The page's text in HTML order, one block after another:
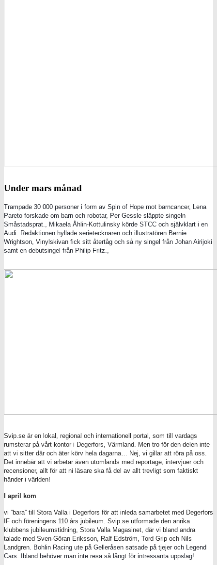
Under mars månad
Trampade 30 000 personer i form av Spin of Hope mot barncancer, Lena
Pareto forskade om barn och robotar, Per Gessle släppte singeln
Småstadsprat., Mikaela Åhlin-Kottulinsky körde STCC och självklart i en
Audi. Redaktionen hyllade serietecknaren och illustratören Bernie
Wrightson, Vinylskivan fick sitt återtåg och så ny singel från Johan Airijoki
samt en debutsingel från Philip Fritz.,
Svip.se är en lokal, regional och internationell portal, som till vardags
rumsterar på vårt kontor i Degerfors, Värmland. Men tro för den delen inte
att vi sitter där och äter körv hela dagarna… Nej, vi gillar att röra på oss.
Det innebär att vi arbetar även utomlands med reportage, intervjuer och
recensioner, allt för att ni läsare ska få del av allt trevligt som faktiskt
händer i världen!
I april kom
vi ”bara” till Stora Valla i Degerfors för att inleda samarbetet med Degerfors
IF och föreningens 110 års jubileum. Svip.se utformade den anrika
klubbens jubileumstidning, Stora Valla Magasinet, där vi bland andra
talade med Sven-Göran Eriksson, Ralf Edström, Tord Grip och Nils
Landgren. Bohlin Racing ute på Gelleråsen satsade på tjejer och Legend
Cars. Ibland behöver man inte resa så långt för intressanta uppslag!